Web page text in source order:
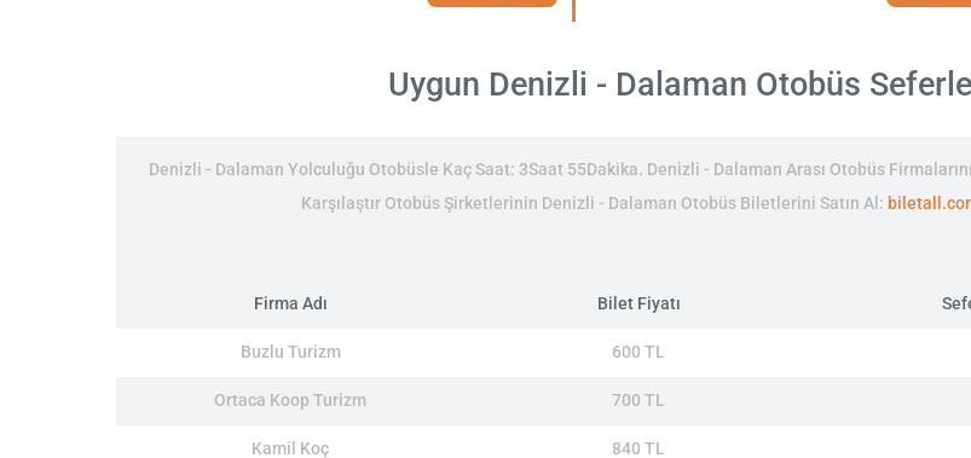
Uygun Denizli - Dalaman Otobüs
Denizli - Dalaman Yolculuğu Otobüsle Kaç Saat: 3Saat 55Dakika. Denizli - Dalaman Arası Otobüs
Karşılaştır Otobüs Şirketlerinin Denizli - Dalaman Otobüs Biletlerini Satın Al:
Firma Adı Bilet Fiyatı
Buzlu Turizm 600 TL
Ortaca Koop Turizm 700 TL
Kamil Koç 840 TL